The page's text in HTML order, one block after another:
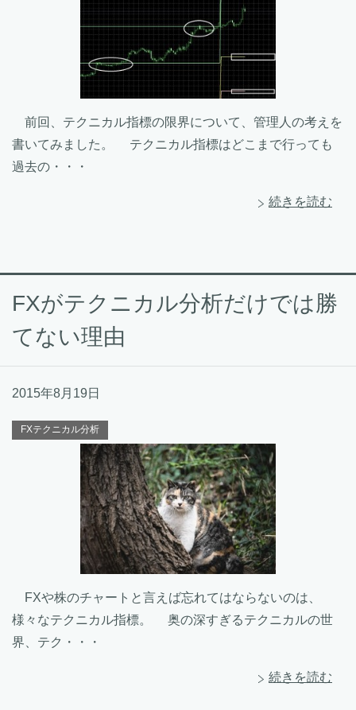
前回、テクニカル指標の限界について、管理人の考えを
書いてみました。 テクニカル指標はどこまで行っても
過去の・・・
続きを読む
FXがテクニカル分析だけでは勝
てない理由
2015年8月19日
FXテクニカル分析
FXや株のチャートと言えば忘れてはならないのは、
様々なテクニカル指標。 奥の深すぎるテクニカルの世
界、テク・・・
続きを読む